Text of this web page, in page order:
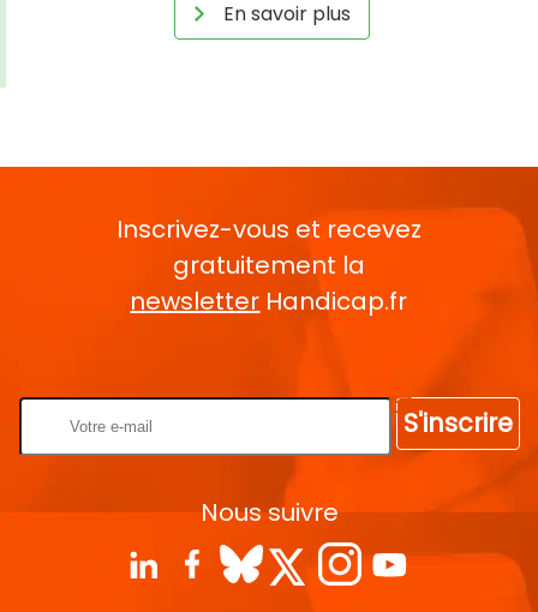
En savoir plus
Inscrivez-vous et recevez
gratuitement la
newsletter Handicap.fr
S'inscrire
Nous suivre